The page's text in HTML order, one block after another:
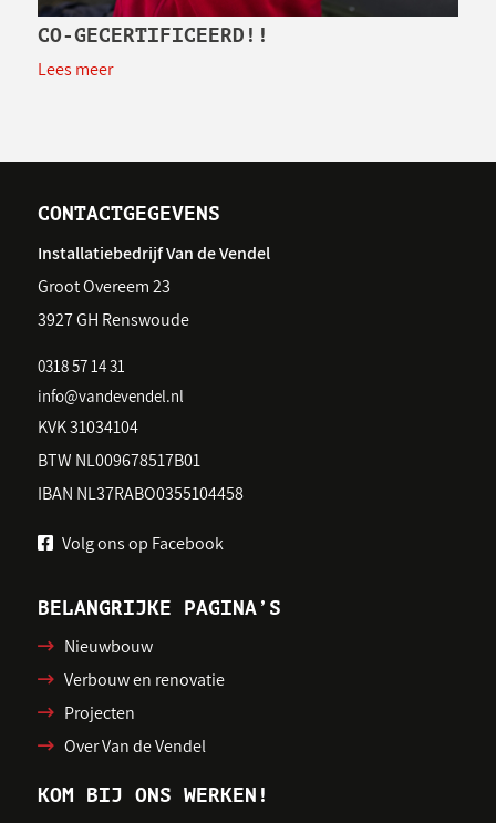
CO-GECERTIFICEERD!!
Lees meer
CONTACTGEGEVENS
Installatiebedrijf Van de Vendel
Groot Overeem 23
3927 GH Renswoude
0318 57 14 31
info@vandevendel.nl
KVK 31034104
BTW NL009678517B01
IBAN NL37RABO0355104458
Volg ons op Facebook
BELANGRIJKE PAGINA’S
Nieuwbouw
Verbouw en renovatie
Projecten
Over Van de Vendel
KOM BIJ ONS WERKEN!